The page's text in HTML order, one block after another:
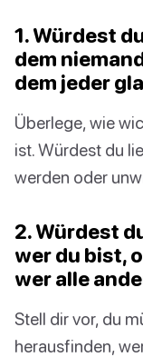
1. Würdest
dem
dem jeder
Überlege, wie
ist. Würdest du
werden oder
2. Würdest
wer du bist,
wer alle
Stell dir vor, du
herausfinden,